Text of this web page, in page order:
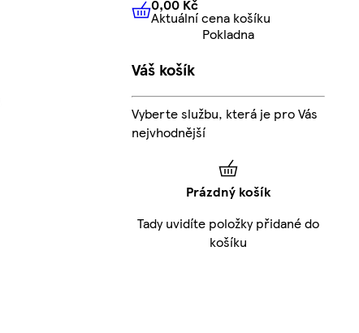
0,00 KčAktuální cena košíku
0,00 Kč
Aktuální cena košíku
Pokladna
Váš košík
Vyberte službu, která je pro Vás
nejvhodnější
Prázdný košík
Tady uvidíte položky přidané do
košíku